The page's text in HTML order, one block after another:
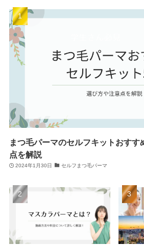
まつ毛パーマのセルフキットおすす
点を解説
2024年1月30日 セルフまつ毛パーマ